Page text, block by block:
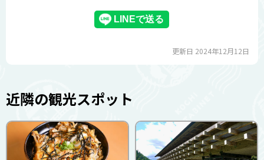
更新日 2024年12月12日
近隣の観光スポット